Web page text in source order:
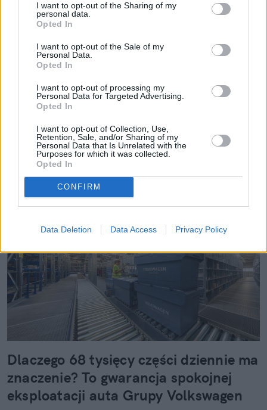
I want to opt-out of the Sharing of my
personal data.
Opted In
I want to opt-out of the Sale of my
Personal Data.
Opted In
I want to opt-out of processing my
Personal Data for Targeted Advertising.
Opted In
I want to opt-out of Collection, Use,
Retention, Sale, and/or Sharing of my
Personal Data that Is Unrelated with the
Purposes for which it was collected.
Opted In
CONFIRM
Data Deletion Data Access Privacy Policy
Obserwuj
Napisz do mnie:
klaudia.zawistowska@natemat.pl
Czytaj więcej
Dlaczego 68 tysięcy części dziennie ma
znaczenie? To gwarancja spokojnej
eksploatacji auta Grupy Volkswagen